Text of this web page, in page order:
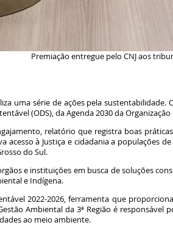
Premiação entregue pelo CNJ aos
uma série de ações pela
(ODS), da Agenda 2030 da Organização
relatório que registra boas
acesso à Justiça e cidadania a populações
do Sul.
e instituições em busca de soluções
e Indígena.
2022-2026, ferramenta que
Ambiental da 3ª Região é
ao meio ambiente.